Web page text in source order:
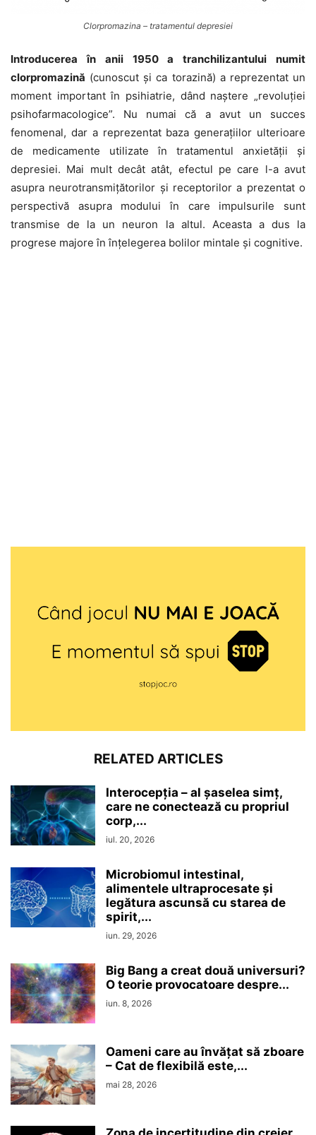
Clorpromazina – tratamentul depresiei
Introducerea în anii 1950 a tranchilizantului numit
clorpromazină (cunoscut și ca torazină) a reprezentat un
moment important în psihiatrie, dând naștere „revoluției
psihofarmacologice”. Nu numai că a avut un succes
fenomenal, dar a reprezentat baza generațiilor ulterioare
de medicamente utilizate în tratamentul anxietății și
depresiei. Mai mult decât atât, efectul pe care l-a avut
asupra neurotransmițătorilor și receptorilor a prezentat o
perspectivă asupra modului în care impulsurile sunt
transmise de la un neuron la altul. Aceasta a dus la
progrese majore în înțelegerea bolilor mintale și cognitive.
RELATED ARTICLES
Interocepţia – al șaselea simț,
care ne conectează cu propriul
corp,...
iul. 20, 2026
Microbiomul intestinal,
alimentele ultraprocesate şi
legătura ascunsă cu starea de
spirit,...
iun. 29, 2026
Big Bang a creat două universuri?
O teorie provocatoare despre...
iun. 8, 2026
Oameni care au învățat să zboare
– Cat de flexibilă este,...
mai 28, 2026